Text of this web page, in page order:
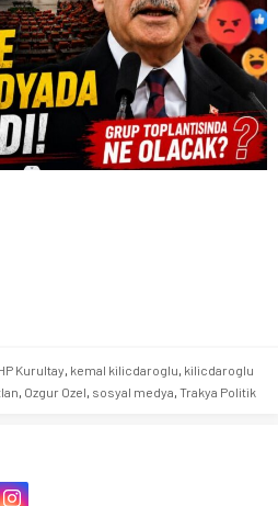
Kurultay, kemal kilicdaroglu, kilicdaroglu
, Ozgur Ozel, sosyal medya, Trakya Politik